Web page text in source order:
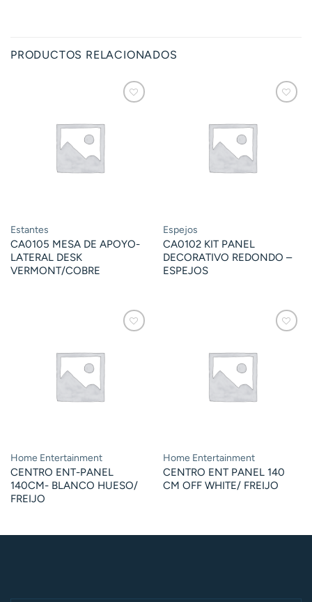
PRODUCTOS RELACIONADOS
Estantes
CA0105 MESA DE APOYO-
LATERAL DESK
VERMONT/COBRE
Espejos
CA0102 KIT PANEL
DECORATIVO REDONDO –
ESPEJOS
Home Entertainment
CENTRO ENT-PANEL
140CM- BLANCO HUESO/
FREIJO
Home Entertainment
CENTRO ENT PANEL 140
CM OFF WHITE/ FREIJO